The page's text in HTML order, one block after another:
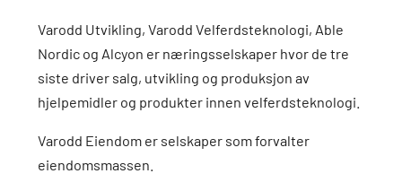
Varodd Utvikling, Varodd Velferdsteknologi, Able
Nordic og Alcyon er næringsselskaper hvor de tre
siste driver salg, utvikling og produksjon av
hjelpemidler og produkter innen velferdsteknologi.
Varodd Eiendom er selskaper som forvalter
eiendomsmassen.